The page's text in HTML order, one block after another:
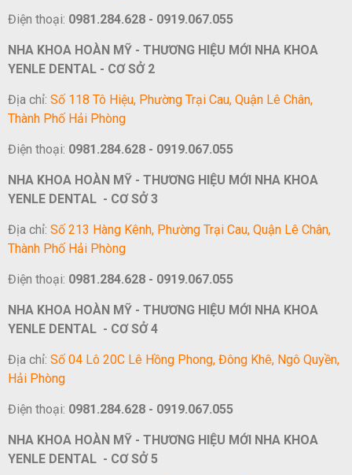
Điện thoại: 0981.284.628 - 0919.067.055
NHA KHOA HOÀN MỸ - THƯƠNG HIỆU MỚI NHA KHOA
YENLE DENTAL - CƠ SỞ 2
Địa chỉ: Số 118 Tô Hiệu, Phường Trại Cau, Quận Lê Chân,
Thành Phố Hải Phòng
Điện thoại: 0981.284.628 - 0919.067.055
NHA KHOA HOÀN MỸ - THƯƠNG HIỆU MỚI NHA KHOA
YENLE DENTAL - CƠ SỞ 3
Địa chỉ: Số 213 Hàng Kênh, Phường Trại Cau, Quận Lê Chân,
Thành Phố Hải Phòng
Điện thoại: 0981.284.628 - 0919.067.055
NHA KHOA HOÀN MỸ - THƯƠNG HIỆU MỚI NHA KHOA
YENLE DENTAL - CƠ SỞ 4
Địa chỉ: Số 04 Lô 20C Lê Hồng Phong, Đông Khê, Ngô Quyền,
Hải Phòng
Điện thoại: 0981.284.628 - 0919.067.055
NHA KHOA HOÀN MỸ - THƯƠNG HIỆU MỚI NHA KHOA
YENLE DENTAL - CƠ SỞ 5